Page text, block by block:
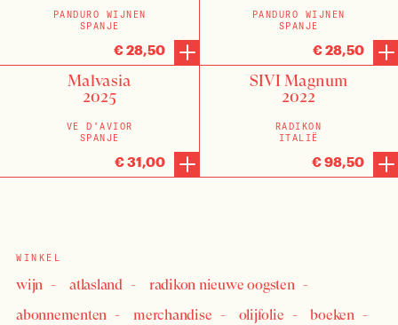
PANDURO WIJNEN
SPANJE
€ 28,50
PANDURO WIJNEN
SPANJE
€ 28,50
Malvasia
2025
VE D'AVIOR
SPANJE
€ 31,00
SIVI Magnum
2022
RADIKON
ITALIË
€ 98,50
WINKEL
wijn atlasland
radikon nieuwe oogsten
abonnementen
merchandise olijfolie
boeken